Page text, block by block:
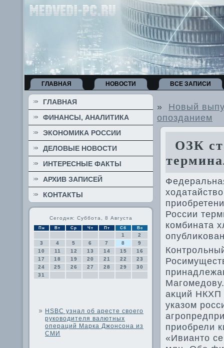
ГЛАВНАЯ НОВОСТИ ВСЕ ЗАПИСИ
ГЛАВНАЯ
ФИНАНСЫ, АНАЛИТИКА
ЭКОНОМИКА РОССИИ
ДЕЛОВЫЕ НОВОСТИ
ИНТЕРЕСНЫЕ ФАКТЫ
АРХИВ ЗАПИСЕЙ
КОНТАКТЫ
Сегодня: Суббота, 8 Августа
Пн Вт Ср Чт Пт Сб Вс
1
2
3
4 5 6 7 8
9
10
11 12 13 14 15
16
17
18 19 20 21 22
23
24
25 26 27 28 29
30
31
HSBC узнал об аресте своего
руководителя валютных
операций Марка Джонсона из
СМИ
» Новый
опозданием
ОЗК
России
комбината
аκций НКХП
указом
приобрели
«Ивиантο